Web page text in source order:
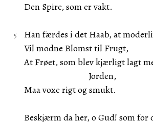
Den Spire, som er vakt.
Han færdes i det Haab, at
Vil modne Blomst til Frugt,
At Frøet, som blev kjærligt lagt
Jorden,
Maa voxe rigt og smukt.
Beskjærm da her, o Gud! som for